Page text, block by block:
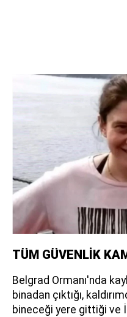
TÜM GÜVENLİK
Belgrad Ormanı'nda
binadan çıktığı,
bineceği yere gittiği ve